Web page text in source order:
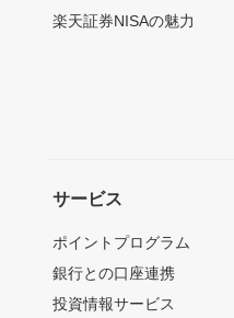
楽天証券NISAの魅力
サービス
ポイントプログラム
銀行との口座連携
投資情報サービス